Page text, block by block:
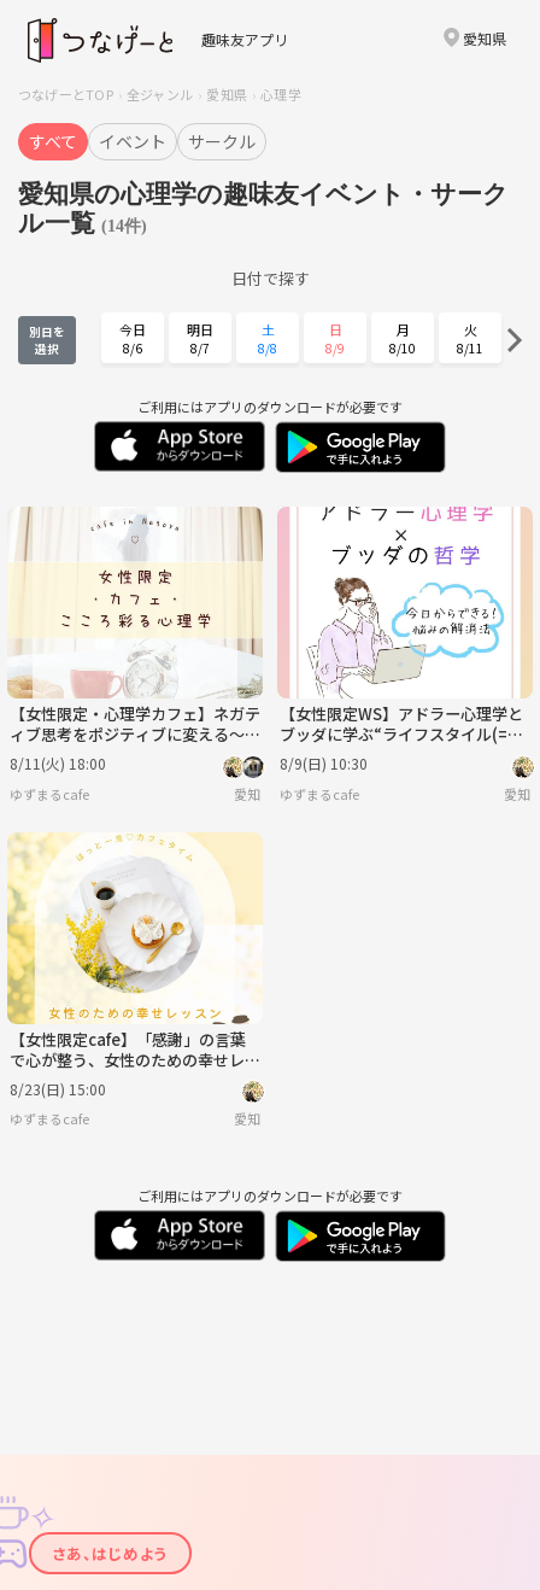
趣味友アプリ 愛知県
つなげーとTOP 全ジャンル 愛知県 心理学
すべて イベント サークル
愛知県の心理学の趣味友イベント・サーク
ル一覧 (14件)
日付で探す
別日を
選択
今日
8/6
明日
8/7
土
8/8
日
8/9
月
8/10
火
8/11
8/12 8/13 8/14 8/15 8/16
火
8/18
水
8/19
金
8/21
土
8/22
8/24 8/26 8/27 8/28 8/29
日
8/30
火 水
9/2
木
9/3
金
9/4
ご利用にはアプリのダウンロードが必要です
【女性限定・心理学カフェ】ネガテ
ィブ思考をポジティブに変える～自
己肯定感を高める方法
8/11(火) 18:00
ゆずまるcafe 愛知
【女性限定WS】アドラー心理学と
ブッダに学ぶ“ライフスタイル(=性
格)”を変えるには
8/9(日) 10:30
ゆずまるcafe 愛知
【女性限定cafe】「感謝」の言葉
で心が整う、女性のための幸せレッ
スン
8/23(日) 15:00
ゆずまるcafe 愛知
ご利用にはアプリのダウンロードが必要です
✦
✧
さあ、はじめよう